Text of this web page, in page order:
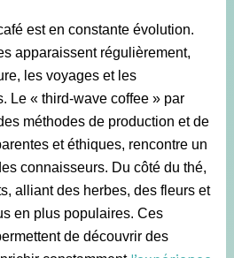
est en constante évolution.
apparaissent régulièrement,
les voyages et les
Le « third-wave coffee » par
méthodes de production et de
et éthiques, rencontre un
connaisseurs. Du côté du thé,
alliant des herbes, des fleurs et
en plus populaires. Ces
de découvrir des